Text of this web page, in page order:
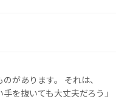
があります。 それは、
を抜いても大丈夫だろう」